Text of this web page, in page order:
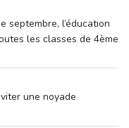
septembre, l’éducation
les classes de 4ème
une noyade